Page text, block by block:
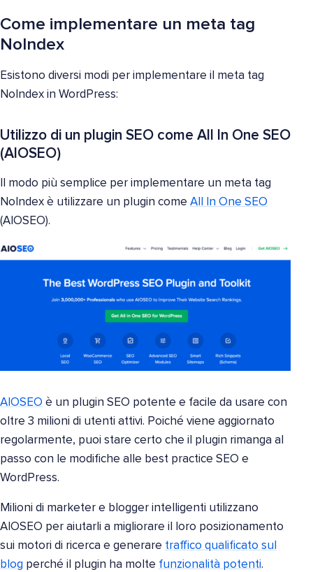
Come implementare un meta tag
NoIndex
Esistono diversi modi per implementare il meta tag
NoIndex in WordPress:
Utilizzo di un plugin SEO come All In One SEO
(AIOSEO)
Il modo più semplice per implementare un meta tag
NoIndex è utilizzare un plugin come All In One SEO
(AIOSEO).
AIOSEO è un plugin SEO potente e facile da usare con
oltre 3 milioni di utenti attivi. Poiché viene aggiornato
regolarmente, puoi stare certo che il plugin rimanga al
passo con le modifiche alle best practice SEO e
WordPress.
Milioni di marketer e blogger intelligenti utilizzano
AIOSEO per aiutarli a migliorare il loro posizionamento
sui motori di ricerca e generare traffico qualificato sul
blog perché il plugin ha molte funzionalità potenti.